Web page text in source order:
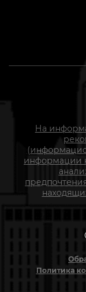
На
информации
Политика